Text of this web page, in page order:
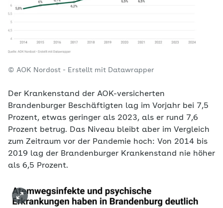
© AOK Nordost - Erstellt mit Datawrapper
Der Krankenstand der AOK-versicherten
Brandenburger Beschäftigten lag im Vorjahr bei 7,5
Prozent, etwas geringer als 2023, als er rund 7,6
Prozent betrug. Das Niveau bleibt aber im Vergleich
zum Zeitraum vor der Pandemie hoch: Von 2014 bis
2019 lag der Brandenburger Krankenstand nie höher
als 6,5 Prozent.